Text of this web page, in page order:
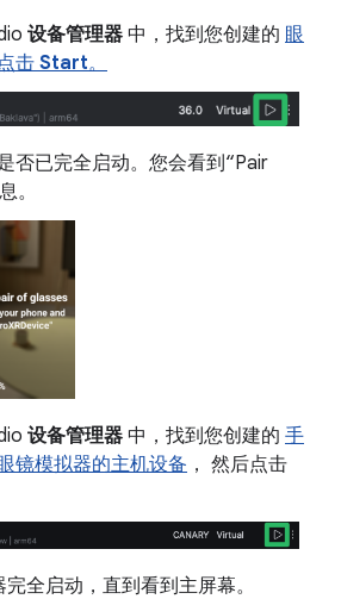
设备管理器 中，找到您创建的 眼
击Start。
否已完全启动。您会看到“Pair
。
设备管理器 中，找到您创建的 手
镜模拟器的主机设备 ， 然后点击
全启动，直到看到主屏幕。